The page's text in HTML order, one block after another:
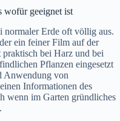
wofür geeignet ist
normaler Erde oft völlig aus.
ein feiner Film auf der
bei Harz und bei
Pflanzen eingesetzt
Anwendung von
Informationen des
wenn im Garten gründliches